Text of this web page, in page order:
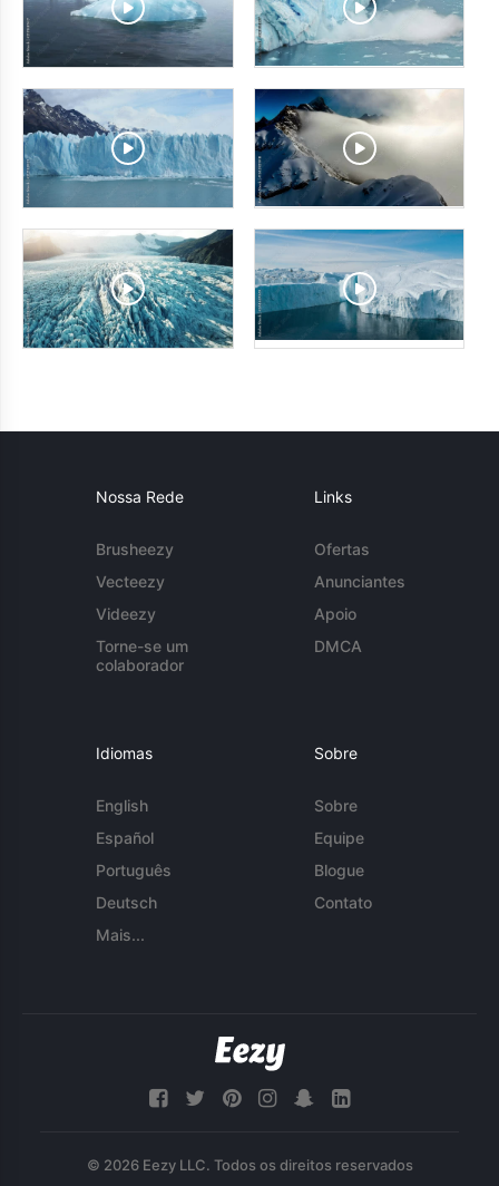
Nossa Rede
Brusheezy
Vecteezy
Videezy
Torne-se um
colaborador
Links
Ofertas
Anunciantes
Apoio
DMCA
Idiomas
English
Español
Português
Deutsch
Mais...
Sobre
Sobre
Equipe
Blogue
Contato
© 2026 Eezy LLC. Todos os direitos reservados